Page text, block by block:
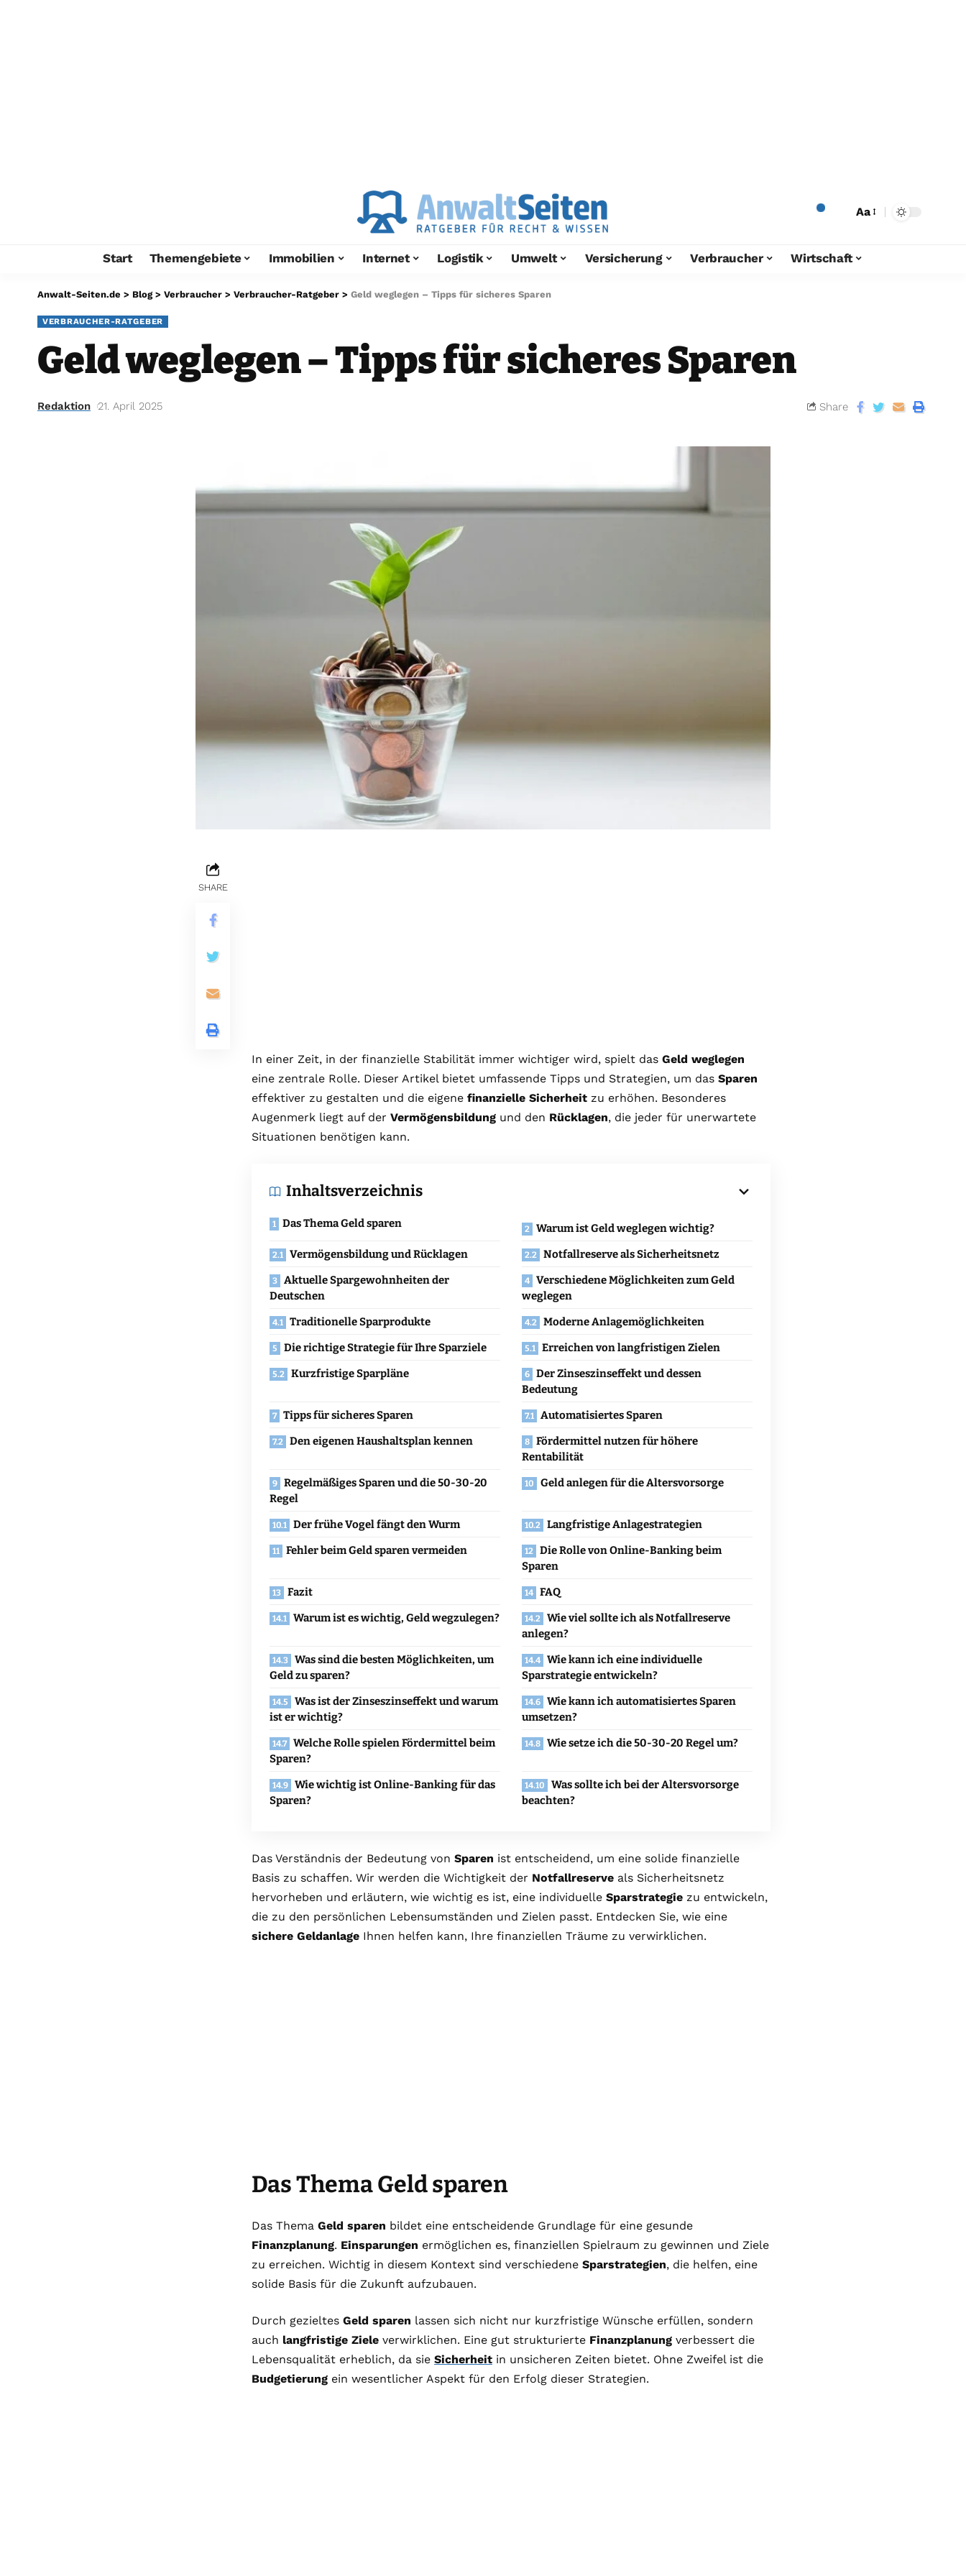
Aa
Start Themengebiete Immobilien Internet Logistik Umwelt Versicherung Verbraucher Wirtschaft
Anwalt-Seiten.de > Blog> Verbraucher > Verbraucher-Ratgeber > Geld weglegen – Tipps für sicheres Sparen
VERBRAUCHER-RATGEBER
Geld weglegen – Tipps für sicheres Sparen
Redaktion 21. April 2025 Share
SHARE
In einer Zeit, in der finanzielle Stabilität immer wichtiger wird, spielt das Geld weglegen
eine zentrale Rolle. Dieser Artikel bietet umfassende Tipps und Strategien, um das Sparen
effektiver zu gestalten und die eigene finanzielle Sicherheit zu erhöhen. Besonderes
Augenmerk liegt auf der Vermögensbildung und den Rücklagen, die jeder für unerwartete
Situationen benötigen kann.
Inhaltsverzeichnis
Das Thema Geld sparen
Warum ist Geld weglegen wichtig?
Vermögensbildung und Rücklagen
Notfallreserve als Sicherheitsnetz
Aktuelle Spargewohnheiten der
Deutschen
Verschiedene Möglichkeiten zum Geld
weglegen
Traditionelle Sparprodukte
Moderne Anlagemöglichkeiten
Die richtige Strategie für Ihre Sparziele
Erreichen von langfristigen Zielen
Kurzfristige Sparpläne
Der Zinseszinseffekt und dessen
Bedeutung
Tipps für sicheres Sparen
Automatisiertes Sparen
Den eigenen Haushaltsplan kennen
Fördermittel nutzen für höhere
Rentabilität
Regelmäßiges Sparen und die 50-30-20
Regel
Geld anlegen für die Altersvorsorge
Der frühe Vogel fängt den Wurm
Langfristige Anlagestrategien
Fehler beim Geld sparen vermeiden
Die Rolle von Online-Banking beim
Sparen
Fazit
FAQ
Warum ist es wichtig, Geld wegzulegen?
Wie viel sollte ich als Notfallreserve
anlegen?
Was sind die besten Möglichkeiten, um
Geld zu sparen?
Wie kann ich eine individuelle
Sparstrategie entwickeln?
Was ist der Zinseszinseffekt und warum
ist er wichtig?
Wie kann ich automatisiertes Sparen
umsetzen?
Welche Rolle spielen Fördermittel beim
Sparen?
Wie setze ich die 50-30-20 Regel um?
Wie wichtig ist Online-Banking für das
Sparen?
Was sollte ich bei der Altersvorsorge
beachten?
Das Verständnis der Bedeutung von Sparen ist entscheidend, um eine solide finanzielle
Basis zu schaffen. Wir werden die Wichtigkeit der Notfallreserve als Sicherheitsnetz
hervorheben und erläutern, wie wichtig es ist, eine individuelle Sparstrategie zu entwickeln,
die zu den persönlichen Lebensumständen und Zielen passt. Entdecken Sie, wie eine
sichere Geldanlage Ihnen helfen kann, Ihre finanziellen Träume zu verwirklichen.
Das Thema Geld sparen
Das Thema Geld sparen bildet eine entscheidende Grundlage für eine gesunde
Finanzplanung. Einsparungen ermöglichen es, finanziellen Spielraum zu gewinnen und Ziele
zu erreichen. Wichtig in diesem Kontext sind verschiedene Sparstrategien, die helfen, eine
solide Basis für die Zukunft aufzubauen.
Durch gezieltes Geld sparen lassen sich nicht nur kurzfristige Wünsche erfüllen, sondern
auch langfristige Ziele verwirklichen. Eine gut strukturierte Finanzplanung verbessert die
Lebensqualität erheblich, da sie Sicherheit in unsicheren Zeiten bietet. Ohne Zweifel ist die
Budgetierung ein wesentlicher Aspekt für den Erfolg dieser Strategien.